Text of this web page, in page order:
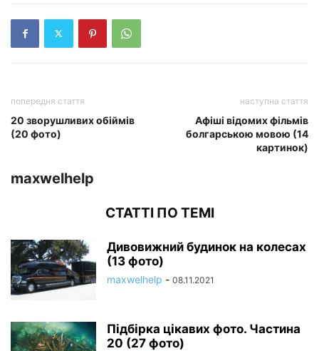
попередня стаття
20 зворушливих обіймів
(20 фото)
наступна стаття
Афіші відомих фільмів
болгарською мовою (14
картинок)
maxwelhelp
СТАТТІ ПО ТЕМІ
Дивовижний будинок на колесах
(13 фото)
maxwelhelp - 08.11.2021
Підбірка цікавих фото. Частина
20 (27 фото)